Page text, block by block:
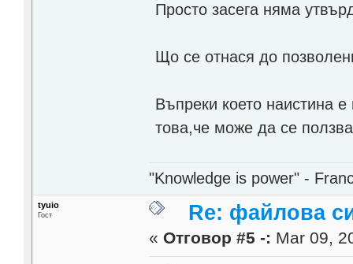
Просто засега няма
Що се отнася до
Въпреки което наистина
това,че може да се
"Knowledge is power" -
tyuio
Гост Re: файлова
« Отговор #5 -: Mar 09,